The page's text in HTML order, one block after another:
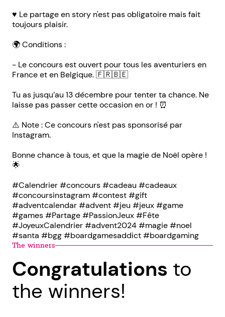
♥️ Le partage en story n'est pas obligatoire mais fait
toujours plaisir.
🌍 Conditions :
- Le concours est ouvert pour tous les aventuriers en
France et en Belgique. 🇫🇷🇧🇪
Tu as jusqu’au 13 décembre pour tenter ta chance. Ne
laisse pas passer cette occasion en or ! ⏰
⚠️ Note : Ce concours n'est pas sponsorisé par
Instagram.
Bonne chance à tous, et que la magie de Noël opère !
🌟
#Calendrier #concours #cadeau #cadeaux
#concoursinstagram #contest #gift
#adventcalendar #advent #jeu #jeux #game
#games #Partage #PassionJeux #Fête
#JoyeuxCalendrier #advent2024 #magie #noel
#santa #bgg #boardgamesaddict #boardgaming
The winners
Congratulations to
the winners!